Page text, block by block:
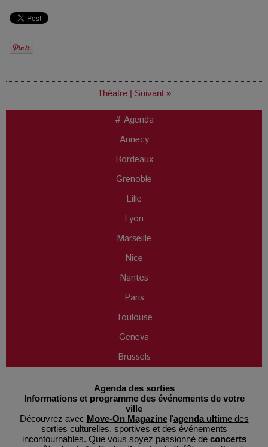
Théatre | Suivant »
# Agenda
Annecy
Bordeaux
Grenoble
Lille
Lyon
Marseille
Nice
Nantes
Paris
Toulouse
Geneva
Brussels
Agenda des sorties
Informations et programme des événements de votre
ville
Découvrez avec Move-On Magazinel'agenda ultimedes
sorties culturelles, sportives et des événements
incontournables. Que vous soyez passionné de concerts